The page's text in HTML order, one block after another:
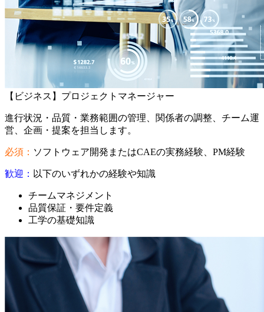
【ビジネス】プロジェクトマネージャー
進行状況・品質・業務範囲の管理、関係者の調整、チーム運
営、企画・提案を担当します。
必須： ソフトウェア開発またはCAEの実務経験、PM経験
歓迎： 以下のいずれかの経験や知識
チームマネジメント
品質保証・要件定義
工学の基礎知識